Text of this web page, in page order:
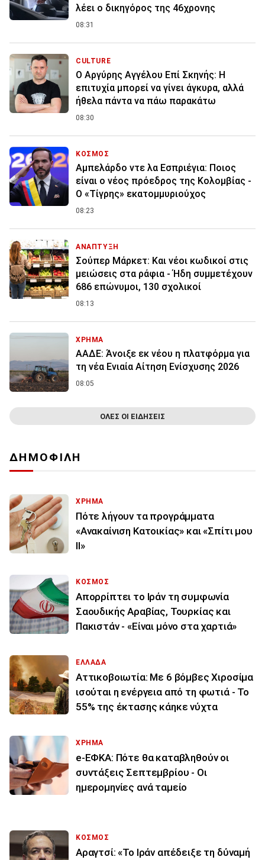
λέει ο δικηγόρος της 46χρονης
08:31
CULTURE
Ο Αργύρης Αγγέλου Επί Σκηνής: Η
επιτυχία μπορεί να γίνει άγκυρα, αλλά
ήθελα πάντα να πάω παρακάτω
08:30
ΚΟΣΜΟΣ
Αμπελάρδο ντε λα Εσπριέγια: Ποιος
είναι ο νέος πρόεδρος της Κολομβίας -
Ο «Τίγρης» εκατομμυριούχος
08:23
ΑΝΑΠΤΥΞΗ
Σούπερ Μάρκετ: Και νέοι κωδικοί στις
μειώσεις στα ράφια - Ήδη συμμετέχουν
686 επώνυμοι, 130 σχολικοί
08:13
ΧΡΗΜΑ
ΑΑΔΕ: Άνοιξε εκ νέου η πλατφόρμα για
τη νέα Ενιαία Αίτηση Ενίσχυσης 2026
08:05
ΟΛΕΣ ΟΙ ΕΙΔΗΣΕΙΣ
ΔΗΜΟΦΙΛΗ
ΧΡΗΜΑ
Πότε λήγουν τα προγράμματα
«Ανακαίνιση Κατοικίας» και «Σπίτι μου
ΙΙ»
ΚΟΣΜΟΣ
Απορρίπτει το Ιράν τη συμφωνία
Σαουδικής Αραβίας, Τουρκίας και
Πακιστάν - «Είναι μόνο στα χαρτιά»
ΕΛΛΑΔΑ
Αττικοβοιωτία: Με 6 βόμβες Χιροσίμα
ισούται η ενέργεια από τη φωτιά - Το
55% της έκτασης κάηκε νύχτα
ΧΡΗΜΑ
e-ΕΦΚΑ: Πότε θα καταβληθούν οι
συντάξεις Σεπτεμβρίου - Οι
ημερομηνίες ανά ταμείο
ΚΟΣΜΟΣ
Αραγτσί: «Το Ιράν απέδειξε τη δύναμή